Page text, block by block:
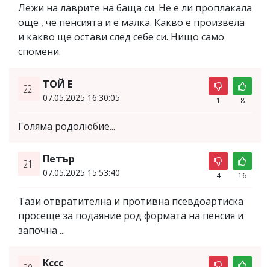
Лежи на лаврите на баща си. Не е ли проплакала
още , че пенсията и е малка. Какво е произвела
и какво ще остави след себе си. Нищо само
спомени.
22. ТОЙ Е
07.05.2025 16:30:05 1 8
Голяма родолюбие...
21. Петър
07.05.2025 15:53:40 4 16
Тази отвратителна и противна псевдоартиска
просеще за подаяние род формата на пенсия и
започна ...
Кссс